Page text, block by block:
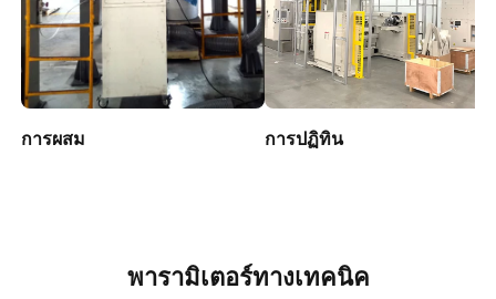
การผสม การปฏิทิน
พารามิเตอร์ทางเทคนิค